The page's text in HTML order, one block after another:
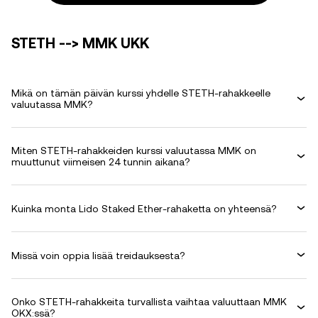
STETH --> MMK UKK
Mikä on tämän päivän kurssi yhdelle STETH-rahakkeelle
valuutassa MMK?
Miten STETH-rahakkeiden kurssi valuutassa MMK on
muuttunut viimeisen 24 tunnin aikana?
Kuinka monta Lido Staked Ether-rahaketta on yhteensä?
Missä voin oppia lisää treidauksesta?
Onko STETH-rahakkeita turvallista vaihtaa valuuttaan MMK
OKX:ssä?